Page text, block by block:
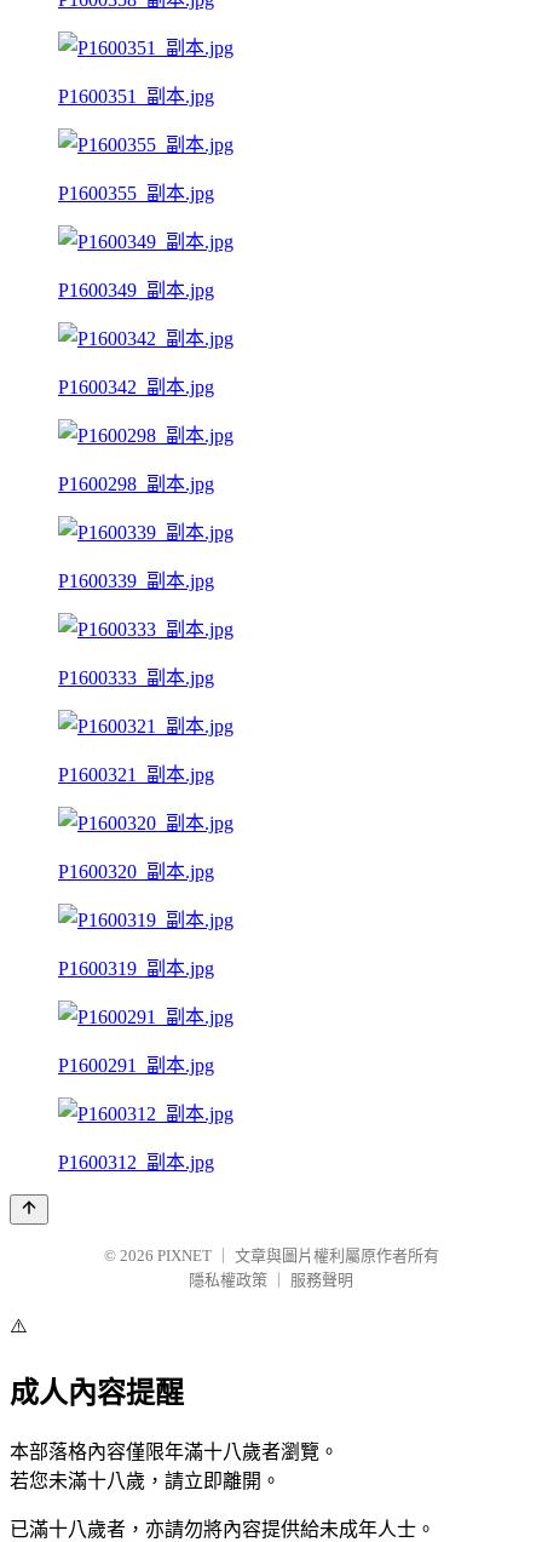
P1600351_副本.jpg
P1600355_副本.jpg
P1600349_副本.jpg
P1600342_副本.jpg
P1600298_副本.jpg
P1600339_副本.jpg
P1600333_副本.jpg
P1600321_副本.jpg
P1600320_副本.jpg
P1600319_副本.jpg
P1600291_副本.jpg
P1600312_副本.jpg
© 2026 PIXNET
文章與圖片權利屬原作者所有
隱私權政策
服務聲明
⚠️
成人內容提醒
本部落格內容僅限年滿十八歲者瀏覽。
若您未滿十八歲，請立即離開。
已滿十八歲者，亦請勿將內容提供給未成年人士。